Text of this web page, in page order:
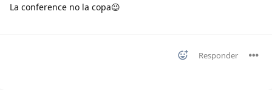
La conference no la copa😉
Responder